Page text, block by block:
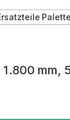
1.800 mm,